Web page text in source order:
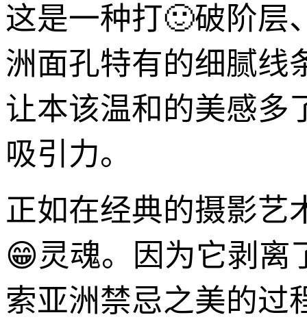
这是一种打🙂破阶层
洲面孔特有的细腻线
让本该温和的美感多
吸引力。
正如在经典的摄影艺
😁灵魂。因为它剥离
索亚洲禁忌之美的过